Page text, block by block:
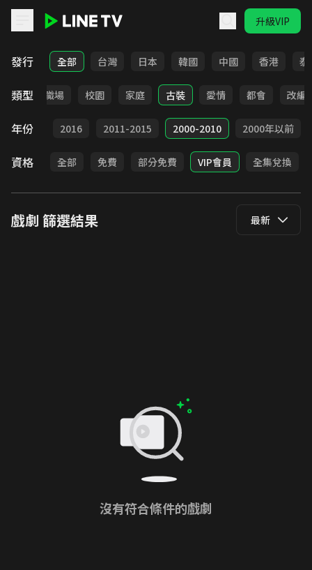
升級VIP
LINE TV - 戲劇
發行 全部 台灣 日本 韓國 中國 香港 泰
類型
全部 職場 校園 家庭 古裝 愛情 都會 改編
年份
2017 2016 2011-2015 2000-2010 2000年以前
資格 全部 免費 部分免費 VIP會員 全集兌換
戲劇 篩選結果 最新
沒有符合條件的戲劇